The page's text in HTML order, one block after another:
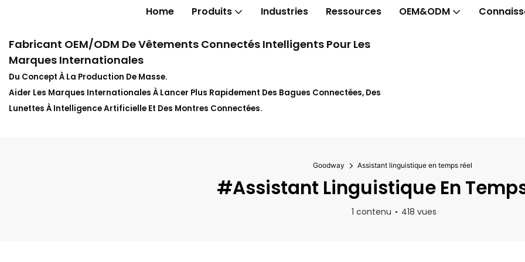
Home Produits Industries Ressources OEM&ODM
Fabricant OEM/ODM De Vêtements Connectés Intelligents Pour Les
Marques Internationales
Du Concept À La Production De Masse.
Aider Les Marques Internationales À Lancer Plus Rapidement Des Bagues Connectées, Des
Lunettes À Intelligence Artificielle Et Des Montres Connectées.
Goodway Assistant linguistique en temps réel
#Assistant Linguistique En
1 contenu 418 vues